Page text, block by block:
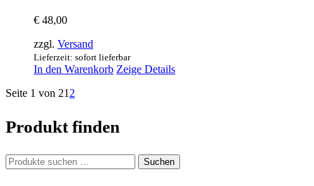
€ 48,00
zzgl. Versand
Lieferzeit: sofort lieferbar
In den Warenkorb Zeige Details
Seite 1 von 21 2
Produkt finden
Suchen
nach:
Suchen